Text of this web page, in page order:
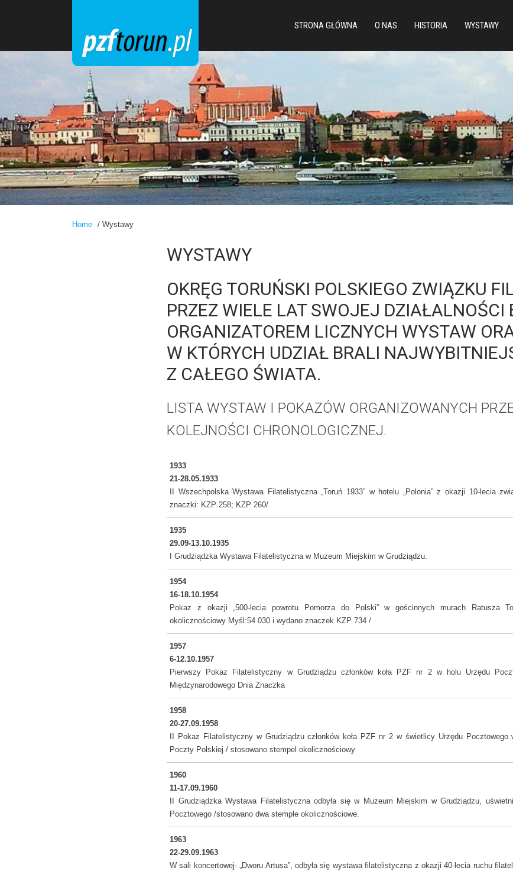
STRONA GŁÓWNA O NAS HISTORIA WYSTAWY
Home / Wystawy
WYSTAWY
OKRĘG TORUŃSKI POLSKIEGO ZWIĄZKU
PRZEZ WIELE LAT SWOJEJ DZIAŁALNOŚCI
ORGANIZATOREM LICZNYCH WYSTAW
W KTÓRYCH UDZIAŁ BRALI
Z CAŁEGO ŚWIATA.
LISTA WYSTAW I POKAZÓW ORGANIZOWANYCH
KOLEJNOŚCI CHRONOLOGICZNEJ.
1933
21-28.05.1933
II Wszechpolska Wystawa Filatelistyczna „Toruń 1933” w hotelu „Polonia” z okazji 10-lecia
znaczki: KZP 258; KZP 260/
1935
29.09-13.10.1935
I Grudziądzka Wystawa Filatelistyczna w Muzeum Miejskim w Grudziądzu.
1954
16-18.10.1954
Pokaz z okazji „500-lecia powrotu Pomorza do Polski” w gościnnych murach Ratusza
okolicznościowy Myśl:54 030 i wydano znaczek KZP 734 /
1957
6-12.10.1957
Pierwszy Pokaz Filatelistyczny w Grudziądzu członków koła PZF nr 2 w holu Urzędu
Międzynarodowego Dnia Znaczka
1958
20-27.09.1958
II Pokaz Filatelistyczny w Grudziądzu członków koła PZF nr 2 w świetlicy Urzędu
Poczty Polskiej / stosowano stempel okolicznościowy
1960
11-17.09.1960
II Grudziądzka Wystawa Filatelistyczna odbyła się w Muzeum Miejskim w Grudziądzu,
Pocztowego /stosowano dwa stemple okolicznościowe.
1963
22-29.09.1963
W sali koncertowej- „Dworu Artusa”, odbyła się wystawa filatelistyczna z okazji 40-lecia ruchu